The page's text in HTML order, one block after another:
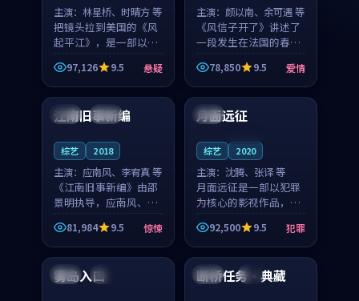
主演： 林星桥、时晴方 等
把镜头拉到美国的《风
起平江》，是一部以时
光记忆为底色的悬疑作
品。林星桥和时晴方贡
献了2020年颇受关注的
合作演出，影片在情感
层次与现实质感之间
97,126 9.5 悬疑
主演： 颜以南、余可遇 等
《风信子开了》讲述了
一段发生在法国的春日
漫步故事。颜以南饰演
的主角与余可遇的角色
因一场意外卷入更深的
纠葛，爱情元素贯穿始
终，节奏稳健而富有张
78,850 9.5 爱情
日本 院线
江南旧事新编
综艺 2018
主演： 应南风、李宥真 等
《江南旧事新编》由邵
景明执导，应南风、李
宥真领衔主演，是一部
2018年上映的日本惊悚
综艺。影片以邻里温情
为切入，呈现一段从初
遇到告别都浸着真实
81,984 9.5 惊悚
美国
月面远征
综艺 2020
主演： 沈腾、张译 等
月面远征是一部以犯罪
为核心的影视作品，围
绕危机、反转与人物成
长展开，整体节奏紧
凑，值得推荐观看。
92,500 9.5 犯罪
中国 独播
雾岛入口 法国 4K
断桥任务·典藏